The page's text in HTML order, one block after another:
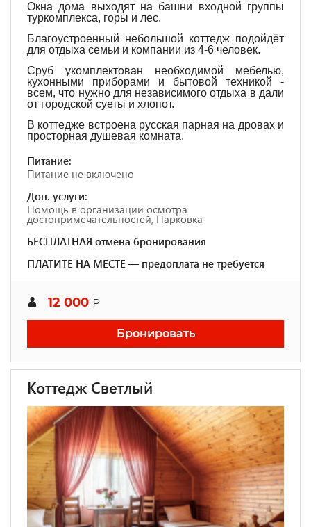
Окна дома выходят на башни входной группы
туркомплекса, горы и лес.
Благоустроенный небольшой коттедж подойдёт
для отдыха семьи и компании из 4-6 человек.
Сруб укомплектован необходимой мебелью,
кухонными приборами и бытовой техникой -
всем, что нужно для независимого отдыха в дали
от городской суеты и хлопот.
В коттедже встроена русская парная на дровах и
просторная душевая комната.
Питание:
Питание не включено
Доп. услуги:
Помощь в организации осмотра
достопримечательностей, Парковка
БЕСПЛАТНАЯ отмена бронирования
ПЛАТИТЕ НА МЕСТЕ — предоплата не требуется
12 000 ₽
Бронировать
Коттедж Светлый